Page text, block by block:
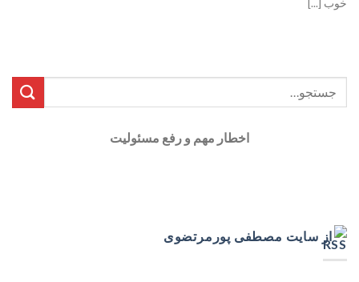
خوب [...]
اخطار مهم و رفع مسئولیت
از سایت مصطفی پورمرتضوی